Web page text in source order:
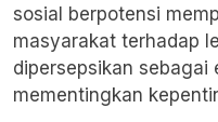
sosial berpotensi
masyarakat terhadap
dipersepsikan
mementingkan